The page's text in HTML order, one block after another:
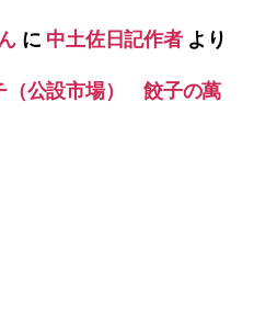
に 中土佐日記作者より
（公設市場） 餃子の萬